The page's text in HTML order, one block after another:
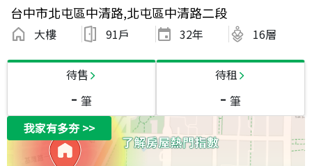
台中市北屯區中清路,北屯區中清路二段
大樓 91戶 32年 16層
待售
- 筆
待租
- 筆
我家有多夯>>